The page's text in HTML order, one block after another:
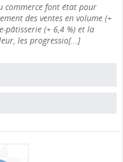
commerce font état pour
des ventes en volume (+
pâtisserie (+ 6,4 %) et la
les progressio[...]